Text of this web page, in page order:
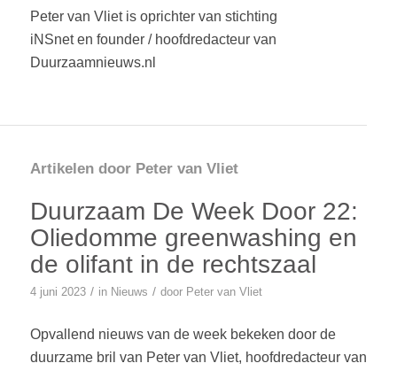
Peter van Vliet is oprichter van stichting
iNSnet en founder / hoofdredacteur van
Duurzaamnieuws.nl
Artikelen door Peter van Vliet
Duurzaam De Week Door 22:
Oliedomme greenwashing en
de olifant in de rechtszaal
4 juni 2023 / in Nieuws / door Peter van Vliet
Opvallend nieuws van de week bekeken door de
duurzame bril van Peter van Vliet, hoofdredacteur van